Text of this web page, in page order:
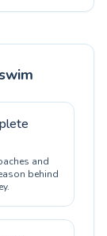
and
behind